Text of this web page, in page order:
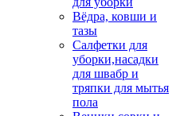
Вёдра, ковши и
тазы
Салфетки для
уборки,насадки
для швабр и
тряпки для мытья
пола